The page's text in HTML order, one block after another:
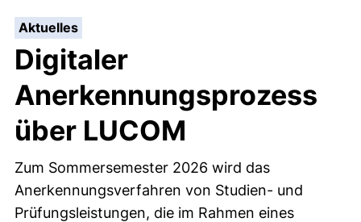
Aktuelles:
Digitaler
Anerkennungsprozess
über LUCOM
Zum Sommersemester 2026 wird das
Anerkennungsverfahren von Studien- und
Prüfungsleistungen, die im Rahmen eines